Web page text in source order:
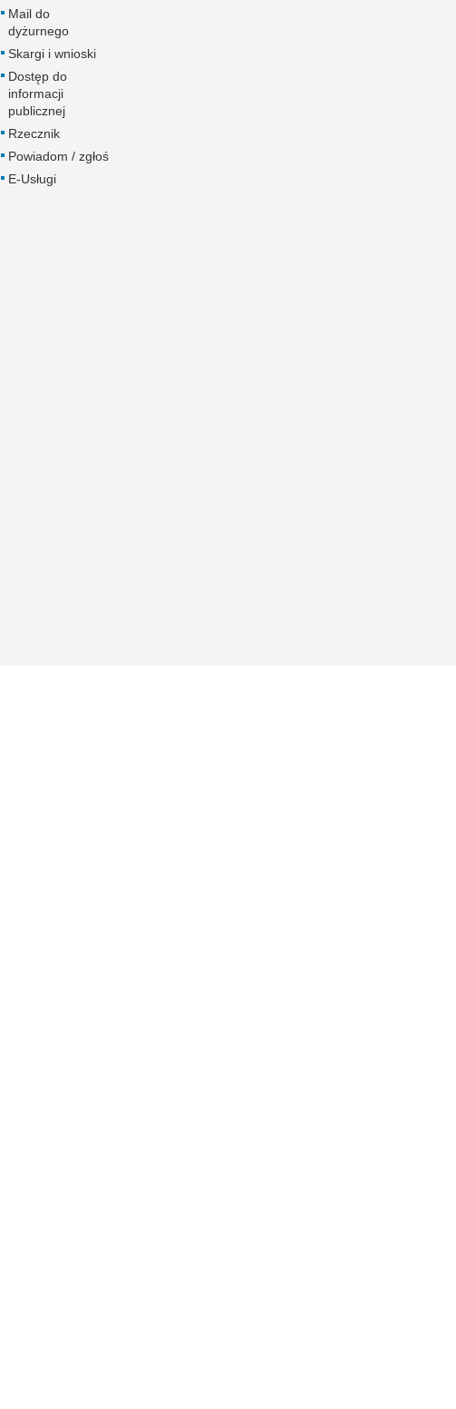
Mail do
dyżurnego
Skargi i wnioski
Dostęp do
informacji
publicznej
Rzecznik
Powiadom / zgłoś
E-Usługi